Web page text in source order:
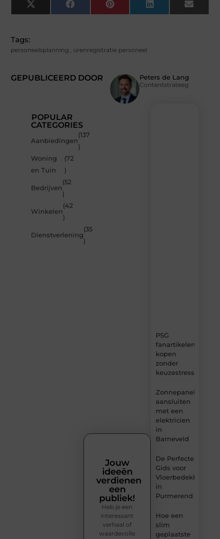
X
(Twitter)
FacebookPinterest LinkedIn Email
GEPUBLICEERD DOOR Peters de Lang
Contentstrateeg
Tags:
personeelsplanning , urenregistratie personeel
POPULAR
CATEGORIES
Aanbiedingen
(137
)
Woning
en Tuin
(72
)
Bedrijven
(52
)
Winkelen
(42
)
Dienstverlening
(35
)
PSG
fanartikelen
kopen
zonder
keuzestress
Zonnepanelen
aansluiten
met een
elektricien
in
Barneveld
De Perfecte
Gids voor
Vloerbedekking
in
Purmerend
Hoe een
slim
geplaatste
Jouw
ideeën
verdienen
een
publiek!
Heb je een
interessant
verhaal of
waardevolle